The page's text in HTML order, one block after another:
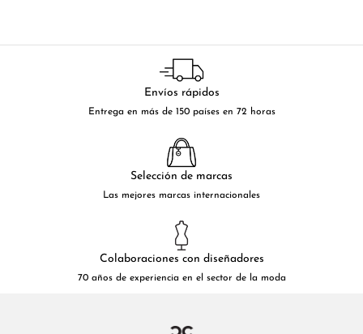
Envíos rápidos
Entrega en más de 150 países en 72 horas
Selección de marcas
Las mejores marcas internacionales
Colaboraciones con diseñadores
70 años de experiencia en el sector de la moda